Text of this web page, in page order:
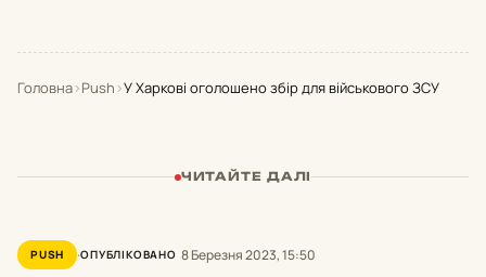
Головна›Push ›У Харкові оголошено збір для військового ЗСУ
ЧИТАЙТЕ ДАЛІ
PUSH ОПУБЛІКОВАНО 8 Березня 2023, 15:50